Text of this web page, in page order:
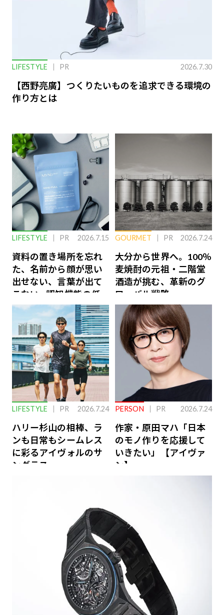
LIFESTYLE PR 2026.7.30
【西野亮廣】つくりたいものを追求できる環境の
作り方とは
LIFESTYLE PR 2026.7.15
資料の置き場所を忘れ
た、名前から顔が思い
出せない、言葉が出て
こない…認知機能の低
下を救う、脳のインナ
ーケアとは
GOURMET PR 2026.7.24
大分から世界へ。100％
麦焼酎の元祖・二階堂
酒造が挑む、革新のグ
ローバル戦略
LIFESTYLE PR 2026.7.24
ハリー杉山の相棒、ラ
ンも日常もシームレス
に彩るアイヴォルのサ
ングラス
PERSON PR 2026.7.24
作家・原田マハ「日本
のモノ作りを応援して
いきたい」【アイヴァ
ン】